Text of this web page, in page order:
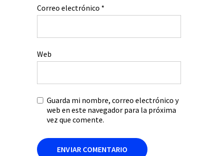
Correo electrónico *
Web
Guarda mi nombre, correo electrónico y
web en este navegador para la próxima
vez que comente.